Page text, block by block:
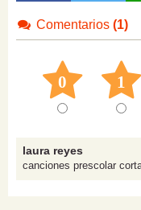
Comentarios (1)
0 1
laura reyes
canciones prescolar